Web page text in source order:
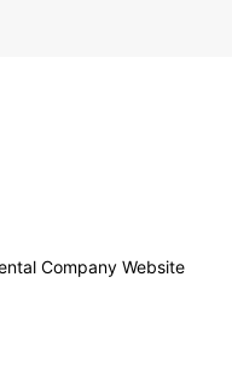
Company Website